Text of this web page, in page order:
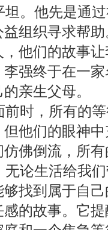
。他先是通
组织寻求帮
他们的故事
强终于在一
亲生父母。
前时，所有的
他们的眼神
佛倒流，所
论生活给我
找到属于自
的故事。它